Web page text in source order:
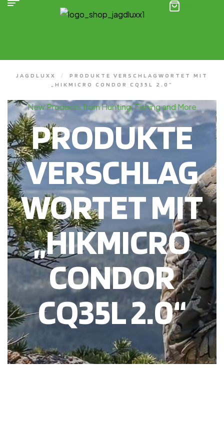
JAGDLUXX /
PRODUKTE VERSCHLAGWORTET MIT
„HIKMICRO CONDOR CQ35L 2.0“
New Products from Hunting, Fishing and More
PRODUKTE
VERSCHLAG
WORTET MIT
„HIKMICRO
CONDOR
CQ35L 2.0“